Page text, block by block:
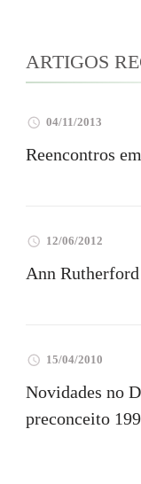
ARTIGOS
04/11/2013
Reencontros
12/06/2012
Ann
15/04/2010
Novidades no
preconceito